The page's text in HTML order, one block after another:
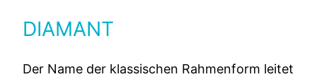
DIAMANT
Der Name der klassischen Rahmenform leitet